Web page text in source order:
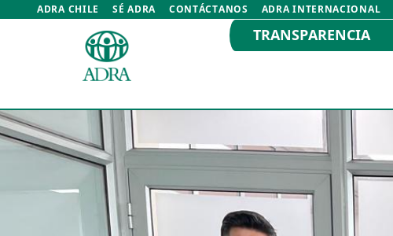
ADRA CHILE SÉ ADRA CONTÁCTANOS ADRA INTERNACIONAL
TRANSPARENCIA